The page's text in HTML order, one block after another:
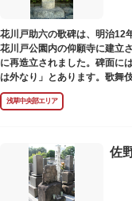
花川戸助六の歌碑は、明治12
花川戸公園内の仰願寺に建立
に再造立されました。碑面に
は外なり」とあります。歌舞
えていますが、助六の実像は不
浅草中央部エリア
佐